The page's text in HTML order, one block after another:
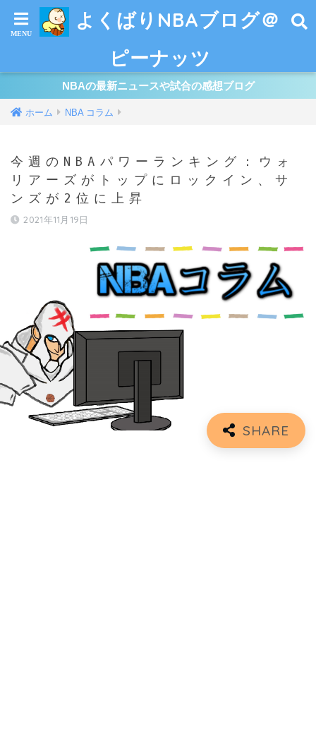
よくばりNBAブログ＠
ピーナッツ
NBAの最新ニュースや試合の感想ブログ
ホーム NBA コラム
今週のNBAパワーランキング：ウォ
リアーズがトップにロックイン、サ
ンズが2位に上昇
2021年11月19日